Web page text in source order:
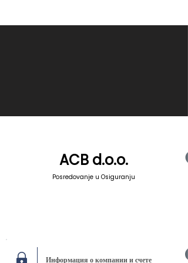
ACB d.o.o.
Posredovanje u Osiguranju
Информация о компании и счете